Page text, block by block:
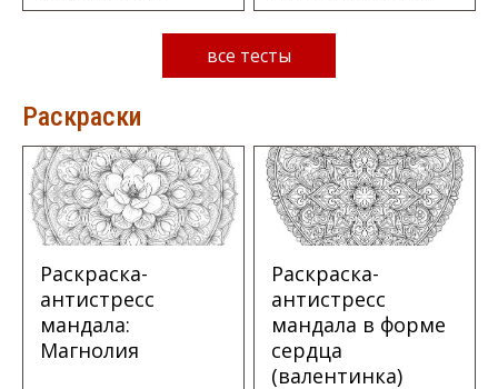
все тесты
Раскраски
Раскраска-
антистресс
мандала:
Магнолия
Раскраска-
антистресс
мандала в форме
сердца
(валентинка)